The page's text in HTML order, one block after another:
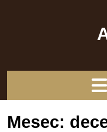
Mesec: